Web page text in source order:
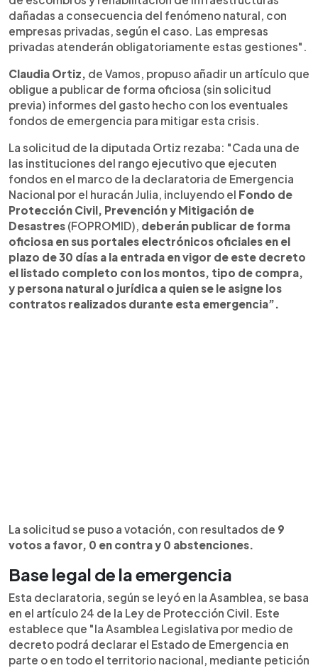
dañadas a consecuencia del fenómeno natural, con
empresas privadas, según el caso. Las empresas
privadas atenderán obligatoriamente estas gestiones".
Claudia Ortiz, de Vamos, propuso añadir un artículo que
obligue a publicar de forma oficiosa (sin solicitud
previa) informes del gasto hecho con los eventuales
fondos de emergencia para mitigar esta crisis.
La solicitud de la diputada Ortiz rezaba: "Cada una de
las instituciones del rango ejecutivo que ejecuten
fondos en el marco de la declaratoria de Emergencia
Nacional por el huracán Julia, incluyendo el Fondo de
Protección Civil, Prevención y Mitigación de
Desastres (FOPROMID), deberán publicar de forma
oficiosa en sus portales electrónicos oficiales en el
plazo de 30 días a la entrada en vigor de este decreto
el listado completo con los montos, tipo de compra,
y persona natural o jurídica a quien se le asigne los
contratos realizados durante esta emergencia”.
La solicitud se puso a votación, con resultados de 9
votos a favor, 0 en contra y 0 abstenciones.
Base legal de la emergencia
Esta declaratoria, según se leyó en la Asamblea, se basa
en el artículo 24 de la Ley de Protección Civil. Este
establece que "la Asamblea Legislativa por medio de
decreto podrá declarar el Estado de Emergencia en
parte o en todo el territorio nacional, mediante petición